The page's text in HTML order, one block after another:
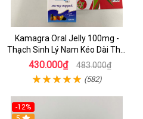
Kamagra Oral Jelly 100mg -
Thạch Sinh Lý Nam Kéo Dài Thời
Gian , 7 Hương Vị Trái Cây
430.000₫ 483.000₫
(582)
-12%